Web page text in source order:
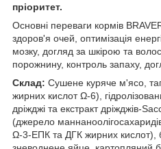
пріоритет.
Основні переваги кормів
здоров'я очей, оптимізація
мозку, догляд за шкірою та
порожнину, контроль запаху,
Склад: Сушене куряче м'ясо,
жирних кислот Ω-6),
дріжджі та екстракт дріжджів-
(джерело
Ω-3-ЕПК та ДГК жирних кислот),